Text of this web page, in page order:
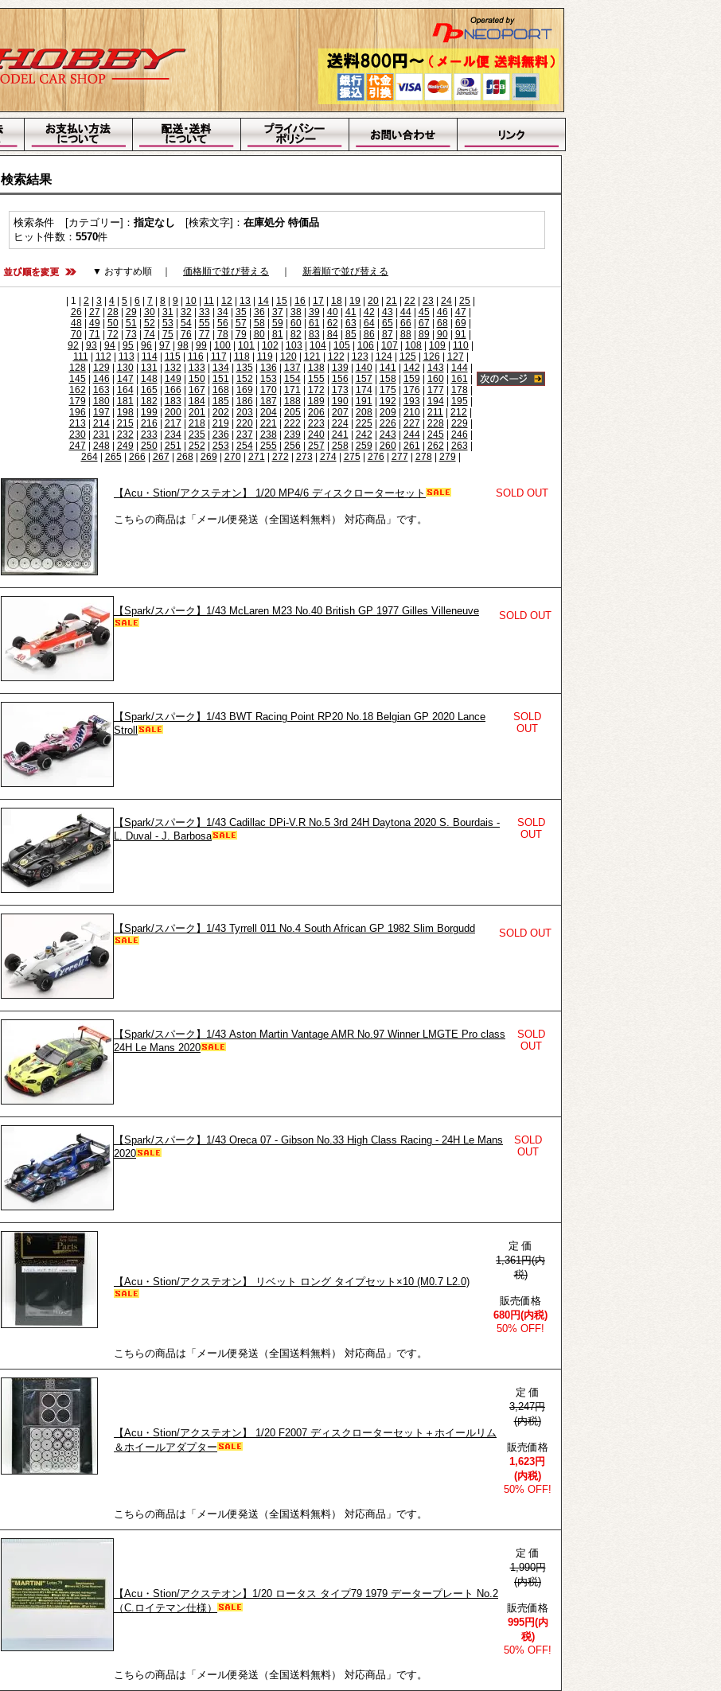
検索結果
検索条件 [カテゴリー]： 指定なし [検索文字]： 在庫処分 特価品
ヒット件数： 5570件
▼ おすすめ順 価格順で並び替える 新着順で並び替える
| 1 | 2 3 4 5 6 7 8 9 10 11 12 13 14 15 16 17 18 19 20 21 22 23 24 25
26
27 28| 29| 30| 31 32 33| 34| 35| 36 37 38| 39| 40| 41 42 43| 44| 45| 46 47
48| 49| 50| 51 52 53| 54| 55| 56 57 58| 59| 60| 61 62 63| 64| 65| 66 67 68| 69|
70| 71 72 73| 74| 75| 76 77 78| 79| 80| 81 82 83| 84| 85| 86 87 88| 89| 90| 91
92
93 94 95 96 97 98 99 100 101 102 103 104 105 106 107 108 109 110
111
112 113| 114| 115| 116 117 118| 119| 120| 121 122 123| 124| 125| 126 127
128| 129| 130| 131 132 133| 134| 135| 136 137 138| 139| 140| 141 142 143| 144|
145| 146 147 148| 149| 150| 151 152 153| 154| 155| 156 157 158| 159| 160| 161
162
163| 164| 165| 166 167 168| 169| 170| 171 172 173| 174| 175| 176 177 178|
179| 180| 181 182 183| 184| 185| 186 187 188| 189| 190| 191 192 193| 194| 195|
196
197 198 199 200 201 202 203 204 205 206 207 208 209 210 211 212
213| 214| 215| 216 217 218| 219| 220| 221 222 223| 224| 225| 226 227 228| 229|
230| 231 232 233| 234| 235| 236 237 238| 239| 240| 241 242 243| 244| 245| 246
247
248| 249| 250| 251 252 253| 254| 255| 256 257 258| 259| 260| 261 262 263|
264| 265| 266 267 268| 269| 270| 271 272 273| 274| 275| 276 277 278| 279|
【Acu・Stion/アクステオン】 1/20 MP4/6 ディスクローターセット SOLD OUT
こちらの商品は「メール便発送（全国送料無料） 対応商品」です。
【Spark/スパーク】1/43 McLaren M23 No.40 British GP 1977 Gilles Villeneuve SOLD OUT
【Spark/スパーク】1/43 BWT Racing Point RP20 No.18 Belgian GP 2020 Lance
Stroll
SOLD
OUT
【Spark/スパーク】1/43 Cadillac DPi-V.R No.5 3rd 24H Daytona 2020 S. Bourdais -
L. Duval - J. Barbosa
SOLD
OUT
【Spark/スパーク】1/43 Tyrrell 011 No.4 South African GP 1982 Slim Borgudd SOLD OUT
【Spark/スパーク】1/43 Aston Martin Vantage AMR No.97 Winner LMGTE Pro class
24H Le Mans 2020
SOLD
OUT
【Spark/スパーク】1/43 Oreca 07 - Gibson No.33 High Class Racing - 24H Le Mans
2020
SOLD
OUT
【Acu・Stion/アクステオン】 リベット ロング タイプセット×10 (M0.7 L2.0)
定 価
1,361円(内
税)
販売価格
680円(内税)
50% OFF!
こちらの商品は「メール便発送（全国送料無料） 対応商品」です。
【Acu・Stion/アクステオン】 1/20 F2007 ディスクローターセット＋ホイールリム
＆ホイールアダプター
定 価
3,247円
(内税)
販売価格
1,623円
(内税)
50% OFF!
こちらの商品は「メール便発送（全国送料無料） 対応商品」です。
【Acu・Stion/アクステオン】1/20 ロータス タイプ79 1979 データープレート No.2
（C.ロイテマン仕様）
定 価
1,990円
(内税)
販売価格
995円(内
税)
50% OFF!
こちらの商品は「メール便発送（全国送料無料） 対応商品」です。